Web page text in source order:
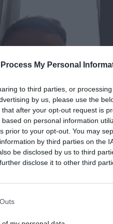
Process My Personal
to third parties, or
by us, please use the
after your opt-out request is
on personal information
prior to your opt-out. You may
by third parties on the
be disclosed by us to third
disclose it to other third
Fot. Czytelnik Radosław
zimna i niewielkiej gorączki tj.38
godz. 19 spadla i myślałem, ze to
głowa i mięśnie o godz. 20